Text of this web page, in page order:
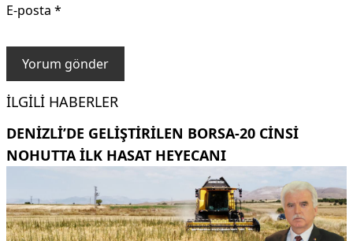
E-posta *
İLGILI HABERLER
DENIZLI’DE GELIŞTIRILEN BORSA-20 CINSI
NOHUTTA ILK HASAT HEYECANI